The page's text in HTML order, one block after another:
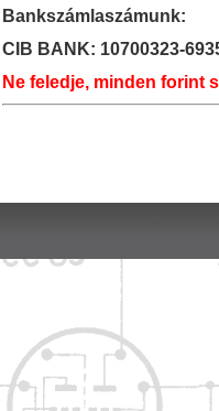
Bankszámlaszámunk:
CIB BANK: 10700323-
Ne feledje, minden forint